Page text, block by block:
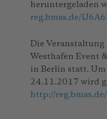
heruntergeladen
reg.bmas.de/
Die Veranstaltung
Westhafen Event
in Berlin statt.
24.11.2017 wird
http://